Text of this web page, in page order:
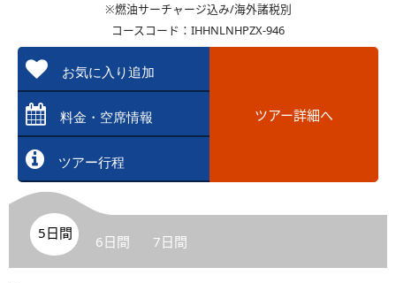
※燃油サーチャージ込み/海外諸税別
コースコード：IHHNLNHPZX-946
お気に入り追加
料金・空席情報
ツアー行程
ツアー詳細へ
5日間 6日間 7日間